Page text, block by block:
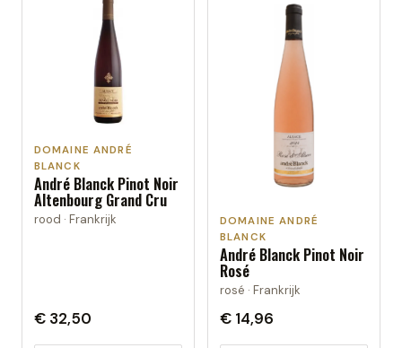
DOMAINE ANDRÉ
BLANCK
André Blanck Pinot Noir
Altenbourg Grand Cru
rood · Frankrijk
€ 32,50
DOMAINE ANDRÉ
BLANCK
André Blanck Pinot Noir
Rosé
rosé · Frankrijk
€ 14,96